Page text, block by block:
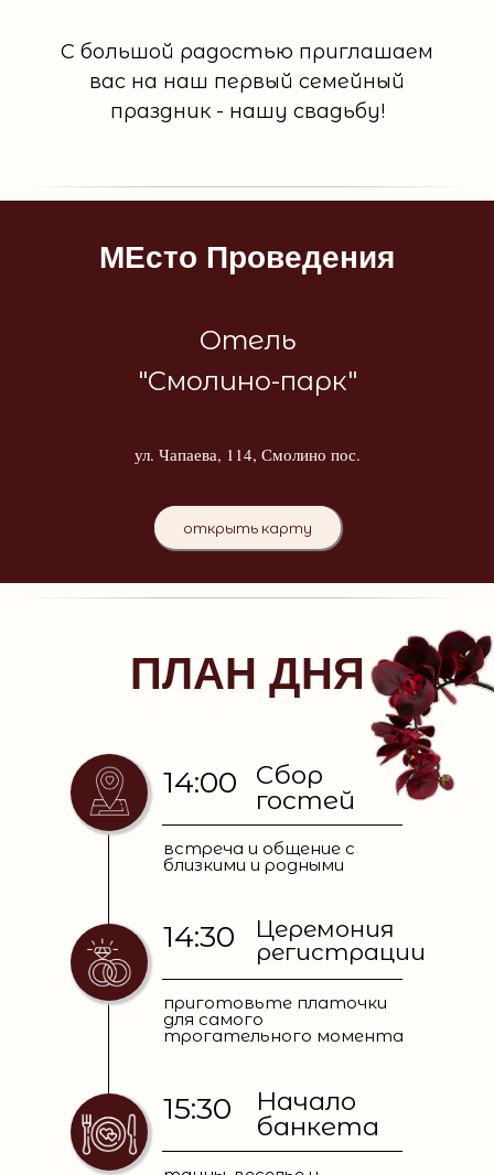
С большой радостью приглашаем
вас на наш первый семейный
праздник - нашу свадьбу!
открыть карту
МЕсто Проведения
Отель
"Смолино-парк"
ул. Чапаева, 114, Смолино пос.
ПЛАН ДНЯ
14:00
Сбор
гостей
встреча и общение с
близкими и родными
14:30
Церемония
регистрации
приготовьте платочки
для самого
трогательного момента
15:30
Начало
банкета